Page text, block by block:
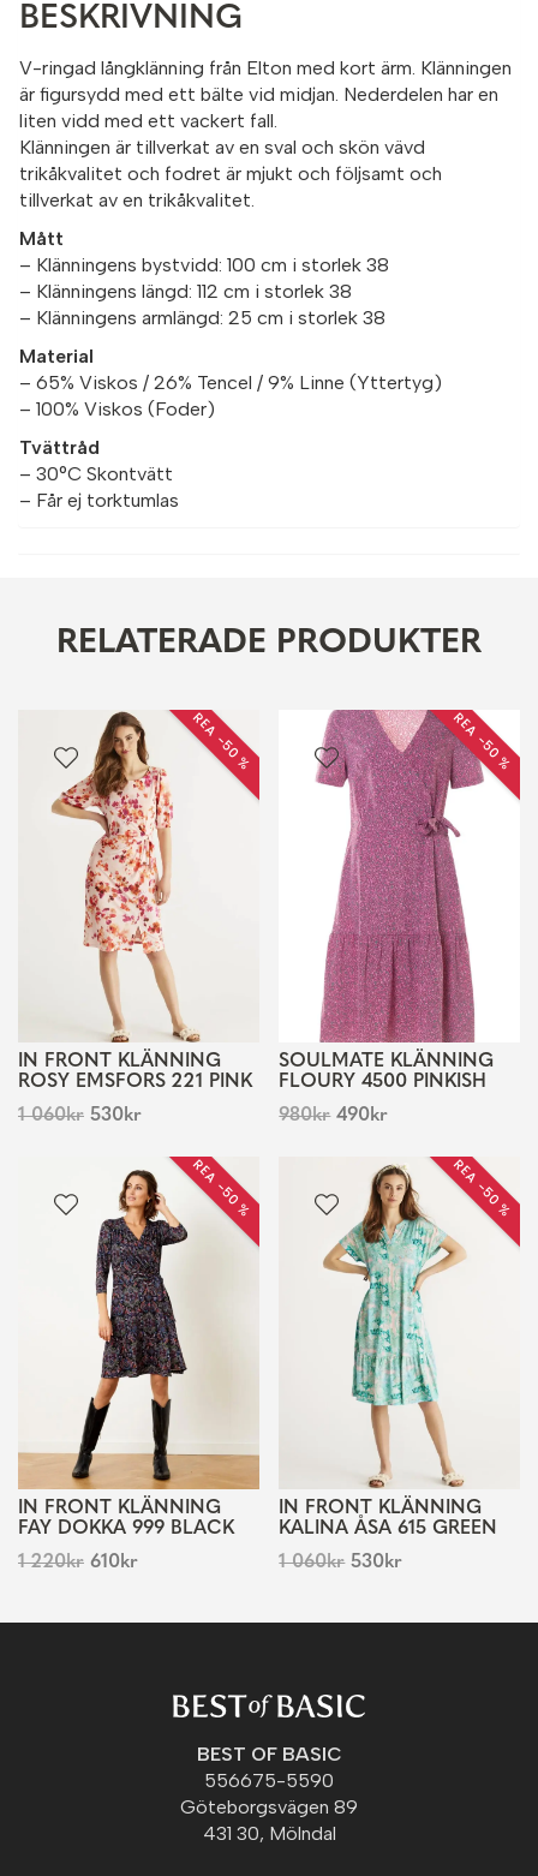
BESKRIVNING
V-ringad långklänning från Elton med kort ärm. Klänningen
är figursydd med ett bälte vid midjan. Nederdelen har en
liten vidd med ett vackert fall.
Klänningen är tillverkat av en sval och skön vävd
trikåkvalitet och fodret är mjukt och följsamt och
tillverkat av en trikåkvalitet.
Mått
– Klänningens bystvidd: 100 cm i storlek 38
– Klänningens längd: 112 cm i storlek 38
– Klänningens armlängd: 25 cm i storlek 38
Material
– 65% Viskos / 26% Tencel / 9% Linne (Yttertyg)
– 100% Viskos (Foder)
Tvättråd
– 30°C Skontvätt
– Får ej torktumlas
RELATERADE PRODUKTER
REA −50 %
IN FRONT KLÄNNING
ROSY EMSFORS 221 PINK
1 060kr 530kr
REA −50 %
SOULMATE KLÄNNING
FLOURY 4500 PINKISH
980kr 490kr
REA −50 %
IN FRONT KLÄNNING
FAY DOKKA 999 BLACK
1 220kr 610kr
REA −50 %
IN FRONT KLÄNNING
KALINA ÅSA 615 GREEN
1 060kr 530kr
BEST OF BASIC
556675-5590
Göteborgsvägen 89
431 30, Mölndal